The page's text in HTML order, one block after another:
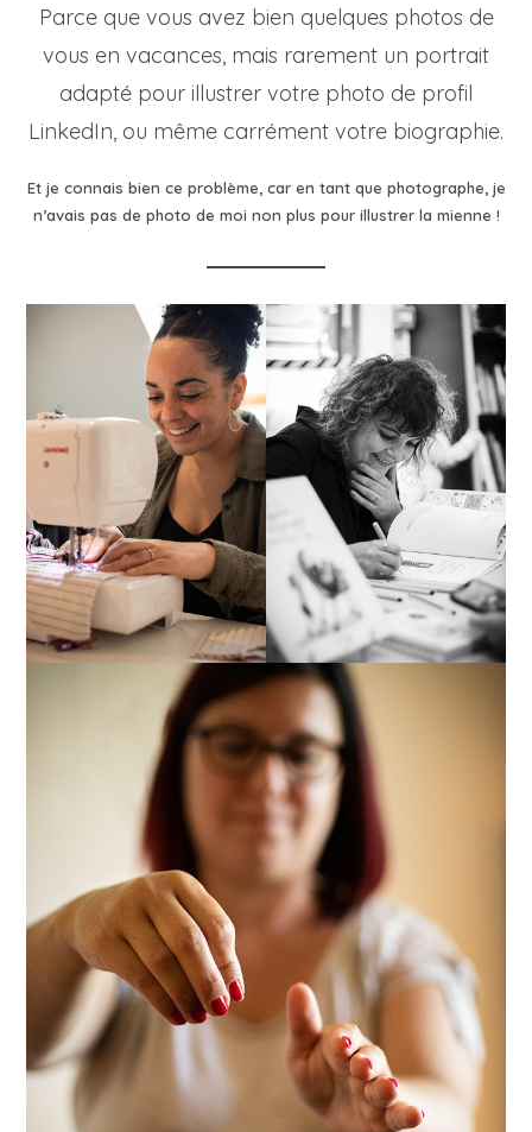
Parce que vous avez bien quelques photos de
vous en vacances, mais rarement un portrait
adapté pour illustrer votre photo de profil
LinkedIn, ou même carrément votre biographie.
Et je connais bien ce problème, car en tant que photographe, je
n’avais pas de photo de moi non plus pour illustrer la mienne !